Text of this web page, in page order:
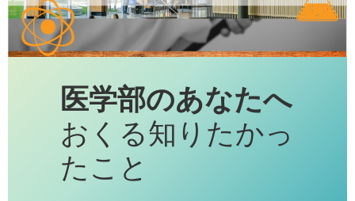
医学部のあなたへ
おくる知りたかっ
たこと